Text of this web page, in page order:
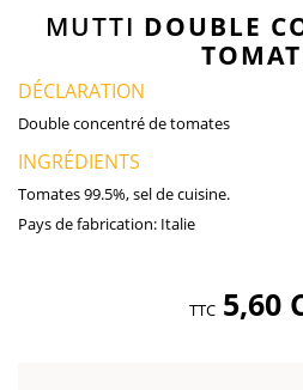
MUTTI DOUBLE
DÉCLARATION
Double concentré de tomates
INGRÉDIENTS
Tomates 99.5%, sel de cuisine.
Pays de fabrication: Italie
TTC 5,60